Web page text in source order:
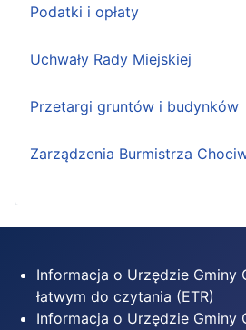
Podatki i opłaty
Uchwały Rady Miejskiej
Przetargi gruntów i budynków
Zarządzenia Burmistrza
Informacja o Urzędzie Gminy
łatwym do czytania (ETR)
Informacja o Urzędzie Gminy